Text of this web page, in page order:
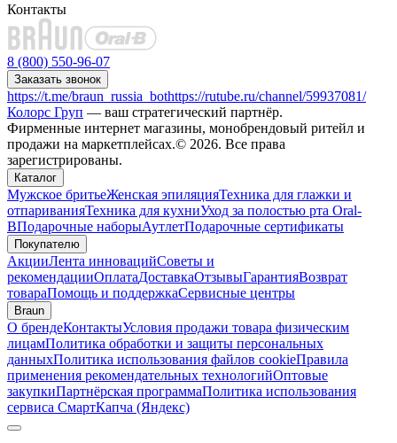
Контакты
8 (800) 550-96-07
Заказать звонок
https://t.me/braun_russia_bothttps://rutube.ru/channel/59937081/
Колорс Груп — ваш стратегический партнёр.
Фирменные интернет магазины, монобрендовый ритейл и
продажи на маркетплейсах.© 2026. Все права
зарегистрированы.
Каталог
Мужское бритьеЖенская эпиляцияТехника для глажки и
отпариванияТехника для кухниУход за полостью рта Oral-
BПодарочные наборыАутлетПодарочные сертификаты
Покупателю
АкцииЛента инновацийСоветы и
рекомендацииОплатаДоставкаОтзывыГарантияВозврат
товараПомощь и поддержкаСервисные центры
Braun
О брендеКонтактыУсловия продажи товара физическим
лицамПолитика обработки и защиты персональных
данныхПолитика использования файлов cookieПравила
применения рекомендательных технологийОптовые
закупкиПартнёрская программаПолитика использования
сервиса СмартКапча (Яндекс)